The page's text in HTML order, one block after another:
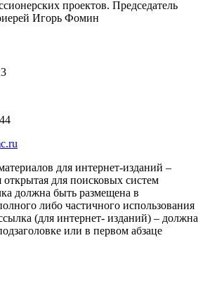
проектов. Председатель
Игорь Фомин
для интернет-изданий –
открытая для поисковых систем
должна быть размещена в
либо частичного использования
(для интернет- изданий) – должна
или в первом абзаце